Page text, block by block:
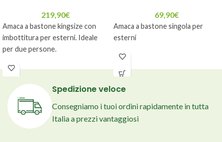
219,90€
Amaca a bastone kingsize con
imbottitura per esterni. Ideale
per due persone.
69,90€
Amaca a bastone singola per
esterni
Spedizione veloce
Consegniamo i tuoi ordini rapidamente in tutta
Italia a prezzi vantaggiosi